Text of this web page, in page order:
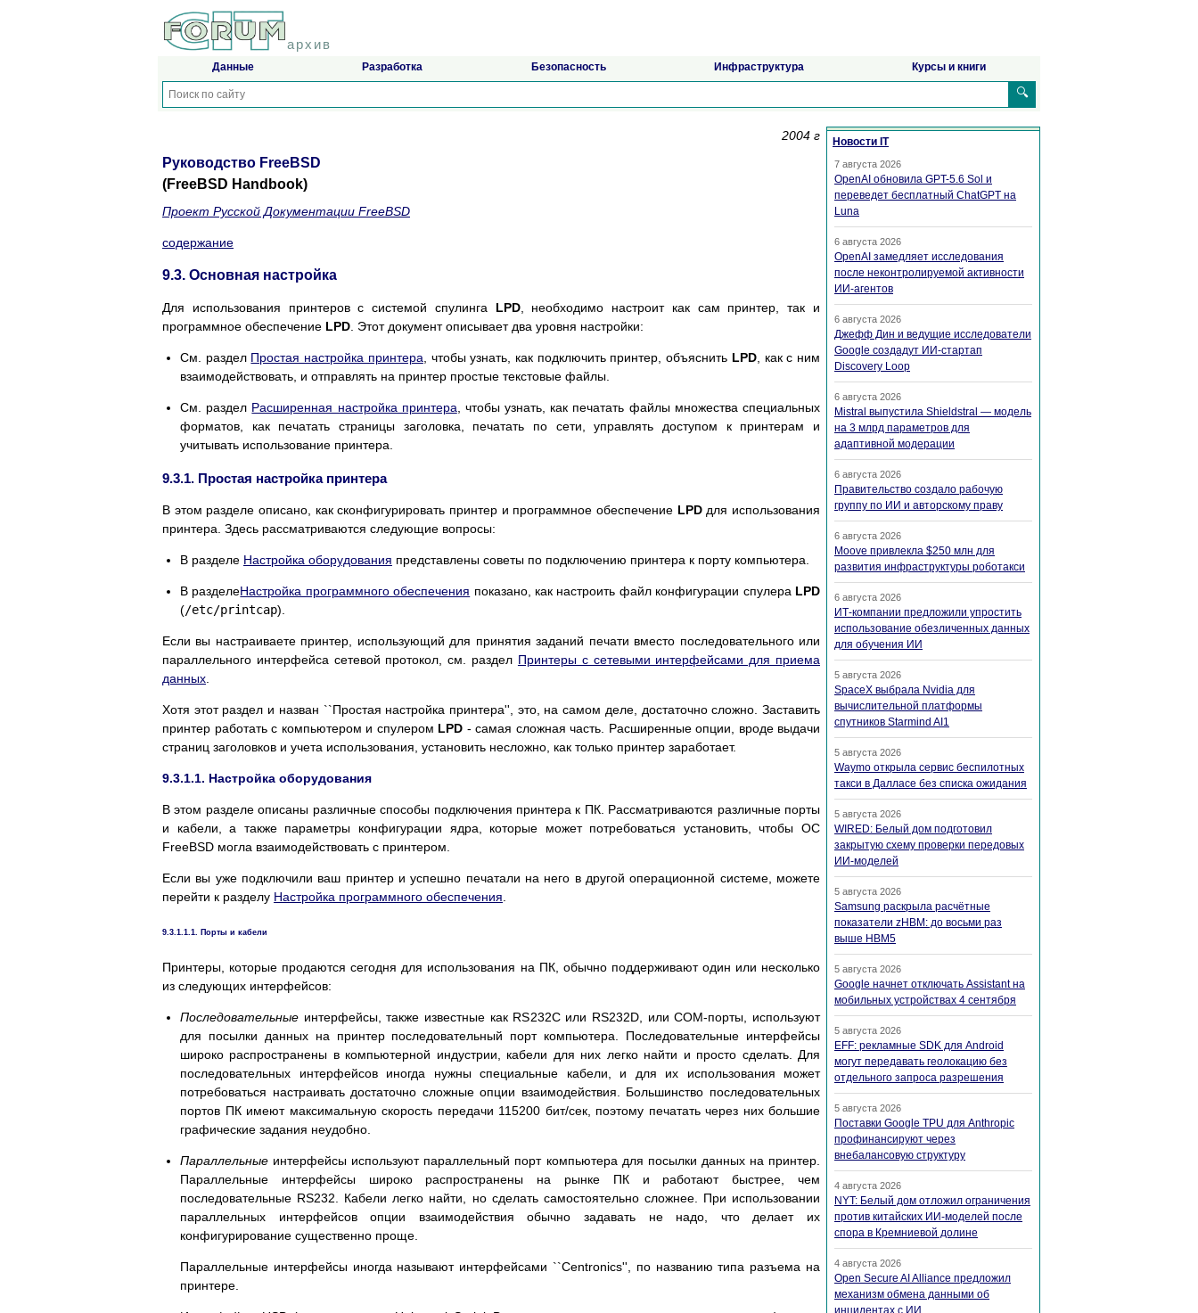
архив
Данные Разработка Безопасность Инфраструктура Курсы и книги
🔍
2004 г
Руководство FreeBSD
(FreeBSD Handbook)
Проект Русской Документации FreeBSD
содержание
9.3. Основная настройка
Для использования принтеров с системой спулинга LPD, необходимо настроит как сам принтер, так и
программное обеспечение LPD . Этот документ описывает два уровня настройки:
См. раздел Простая настройка принтера , чтобы узнать, как подключить принтер, объяснить LPD, как с ним
взаимодействовать, и отправлять на принтер простые текстовые файлы.
См. раздел Расширенная настройка принтера , чтобы узнать, как печатать файлы множества специальных
форматов, как печатать страницы заголовка, печатать по сети, управлять доступом к принтерам и
учитывать использование принтера.
9.3.1. Простая настройка принтера
В этом разделе описано, как сконфигурировать принтер и программное обеспечение LPDдля использования
принтера. Здесь рассматриваются следующие вопросы:
В разделе Настройка оборудования представлены советы по подключению принтера к порту компьютера.
В разделеНастройка программного обеспечения показано, как настроить файл конфигурации спулера LPD
(/etc/printcap).
Если вы настраиваете принтер, использующий для принятия заданий печати вместо последовательного или
параллельного интерфейса сетевой протокол, см. раздел Принтеры с сетевыми интерфейсами для приема
данных
Хотя этот раздел и назван ``Простая настройка принтера'', это, на самом деле, достаточно сложно. Заставить
принтер работать с компьютером и спулером LPD - самая сложная часть. Расширенные опции, вроде выдачи
страниц заголовков и учета использования, установить несложно, как только принтер заработает.
9.3.1.1. Настройка оборудования
В этом разделе описаны различные способы подключения принтера к ПК. Рассматриваются различные порты
и кабели, а также параметры конфигурации ядра, которые может потребоваться установить, чтобы ОС
FreeBSD могла взаимодействовать с принтером.
Если вы уже подключили ваш принтер и успешно печатали на него в другой операционной системе, можете
перейти к разделу Настройка программного обеспечения
9.3.1.1.1. Порты и кабели
Принтеры, которые продаются сегодня для использования на ПК, обычно поддерживают один или несколько
из следующих интерфейсов:
Последовательные интерфейсы, также известные как RS232C или RS232D, или COM-порты, используют
для посылки данных на принтер последовательный порт компьютера. Последовательные интерфейсы
широко распространены в компьютерной индустрии, кабели для них легко найти и просто сделать. Для
последовательных интерфейсов иногда нужны специальные кабели, и для их использования может
потребоваться настраивать достаточно сложные опции взаимодействия. Большинство последовательных
портов ПК имеют максимальную скорость передачи 115200 бит/сек, поэтому печатать через них большие
графические задания неудобно.
Параллельные интерфейсы используют параллельный порт компьютера для посылки данных на принтер.
Параллельные интерфейсы широко распространены на рынке ПК и работают быстрее, чем
последовательные RS232. Кабели легко найти, но сделать самостоятельно сложнее. При использовании
параллельных интерфейсов опции взаимодействия обычно задавать не надо, что делает их
конфигурирование существенно проще.
Параллельные интерфейсы иногда называют интерфейсами ``Centronics'', по названию типа разъема на
принтере.
Новости IT
7 августа 2026
OpenAI обновила GPT-5.6 Sol и
переведет бесплатный ChatGPT на
Luna
6 августа 2026
OpenAI замедляет исследования
после неконтролируемой активности
ИИ-агентов
6 августа 2026
Джефф Дин и ведущие исследователи
Google создадут ИИ-стартап
Discovery Loop
6 августа 2026
Mistral выпустила Shieldstral — модель
на 3 млрд параметров для
адаптивной модерации
6 августа 2026
Правительство создало рабочую
группу по ИИ и авторскому праву
6 августа 2026
Moove привлекла $250 млн для
развития инфраструктуры роботакси
6 августа 2026
ИТ-компании предложили упростить
использование обезличенных данных
для обучения ИИ
5 августа 2026
SpaceX выбрала Nvidia для
вычислительной платформы
спутников Starmind AI1
5 августа 2026
Waymo открыла сервис беспилотных
такси в Далласе без списка ожидания
5 августа 2026
WIRED: Белый дом подготовил
закрытую схему проверки передовых
ИИ-моделей
5 августа 2026
Samsung раскрыла расчётные
показатели zHBM: до восьми раз
выше HBM5
5 августа 2026
Google начнет отключать Assistant на
мобильных устройствах 4 сентября
5 августа 2026
EFF: рекламные SDK для Android
могут передавать геолокацию без
отдельного запроса разрешения
5 августа 2026
Поставки Google TPU для Anthropic
профинансируют через
внебалансовую структуру
4 августа 2026
NYT: Белый дом отложил ограничения
против китайских ИИ-моделей после
спора в Кремниевой долине
4 августа 2026
Open Secure AI Alliance предложил
механизм обмена данными об
инцидентах с ИИ